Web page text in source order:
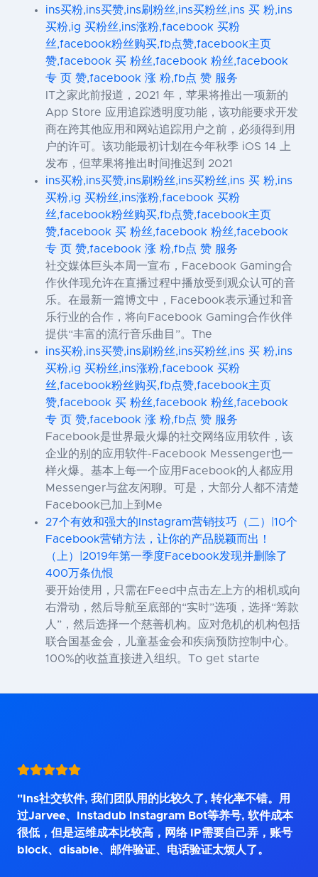
ins买粉,ins买赞,ins刷粉丝,ins买粉丝,ins 买 粉,ins
买粉,ig 买粉丝,ins涨粉,facebook 买粉
丝,facebook粉丝购买,fb点赞,facebook主页
赞,facebook 买 粉丝,facebook 粉丝,facebook
专 页 赞,facebook 涨 粉,fb点 赞 服务
IT之家此前报道，2021 年，苹果将推出一项新的
App Store 应用追踪透明度功能，该功能要求开发
商在跨其他应用和网站追踪用户之前，必须得到用
户的许可。该功能最初计划在今年秋季 iOS 14 上
发布，但苹果将推出时间推迟到 2021
ins买粉,ins买赞,ins刷粉丝,ins买粉丝,ins 买 粉,ins
买粉,ig 买粉丝,ins涨粉,facebook 买粉
丝,facebook粉丝购买,fb点赞,facebook主页
赞,facebook 买 粉丝,facebook 粉丝,facebook
专 页 赞,facebook 涨 粉,fb点 赞 服务
社交媒体巨头本周一宣布，Facebook Gaming合
作伙伴现允许在直播过程中播放受到观众认可的音
乐。在最新一篇博文中，Facebook表示通过和音
乐行业的合作，将向Facebook Gaming合作伙伴
提供“丰富的流行音乐曲目”。The
ins买粉,ins买赞,ins刷粉丝,ins买粉丝,ins 买 粉,ins
买粉,ig 买粉丝,ins涨粉,facebook 买粉
丝,facebook粉丝购买,fb点赞,facebook主页
赞,facebook 买 粉丝,facebook 粉丝,facebook
专 页 赞,facebook 涨 粉,fb点 赞 服务
Facebook是世界最火爆的社交网络应用软件，该
企业的别的应用软件-Facebook Messenger也一
样火爆。基本上每一个应用Facebook的人都应用
Messenger与盆友闲聊。可是，大部分人都不清楚
Facebook已加上到Me
27个有效和强大的Instagram营销技巧（二）|10个
Facebook营销方法，让你的产品脱颖而出！
（上）|2019年第一季度Facebook发现并删除了
400万条仇恨
要开始使用，只需在Feed中点击左上方的相机或向
右滑动，然后导航至底部的“实时”选项，选择“筹款
人”，然后选择一个慈善机构。应对危机的机构包括
联合国基金会，儿童基金会和疾病预防控制中心。
100%的收益直接进入组织。To get starte
"Ins社交软件, 我们团队用的比较久了, 转化率不错。用
过Jarvee、Instadub Instagram Bot等养号, 软件成本
很低，但是运维成本比较高，网络 IP需要自己弄，账号
block、disable、邮件验证、电话验证太烦人了。